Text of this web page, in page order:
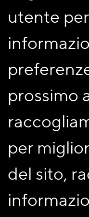
Scopri in
Sono un socio
Acconsento al
fini descritti nell’
utente
prossimo
per
del sito,